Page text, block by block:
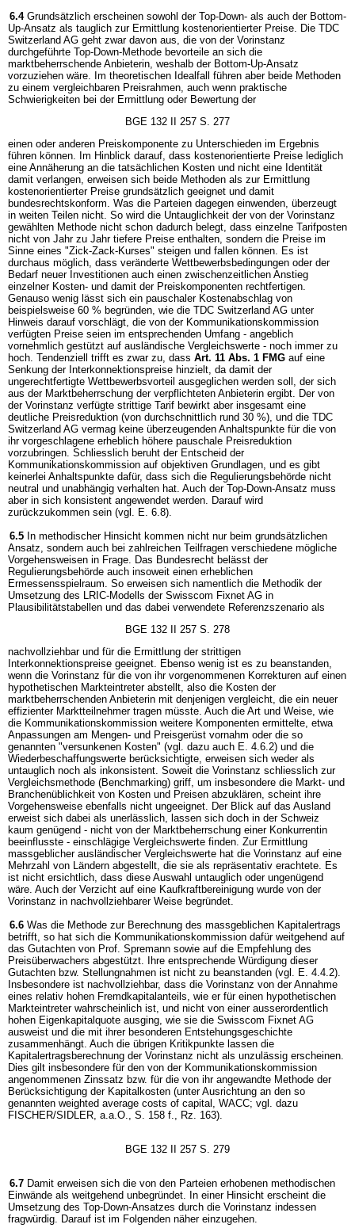
6.4 Grundsätzlich erscheinen sowohl der Top-Down- als auch der Bottom-
Up-Ansatz als tauglich zur Ermittlung kostenorientierter Preise. Die TDC
Switzerland AG geht zwar davon aus, die von der Vorinstanz
durchgeführte Top-Down-Methode bevorteile an sich die
marktbeherrschende Anbieterin, weshalb der Bottom-Up-Ansatz
vorzuziehen wäre. Im theoretischen Idealfall führen aber beide Methoden
zu einem vergleichbaren Preisrahmen, auch wenn praktische
Schwierigkeiten bei der Ermittlung oder Bewertung der
BGE 132 II 257 S. 277
einen oder anderen Preiskomponente zu Unterschieden im Ergebnis
führen können. Im Hinblick darauf, dass kostenorientierte Preise lediglich
eine Annäherung an die tatsächlichen Kosten und nicht eine Identität
damit verlangen, erweisen sich beide Methoden als zur Ermittlung
kostenorientierter Preise grundsätzlich geeignet und damit
bundesrechtskonform. Was die Parteien dagegen einwenden, überzeugt
in weiten Teilen nicht. So wird die Untauglichkeit der von der Vorinstanz
gewählten Methode nicht schon dadurch belegt, dass einzelne Tarifposten
nicht von Jahr zu Jahr tiefere Preise enthalten, sondern die Preise im
Sinne eines "Zick-Zack-Kurses" steigen und fallen können. Es ist
durchaus möglich, dass veränderte Wettbewerbsbedingungen oder der
Bedarf neuer Investitionen auch einen zwischenzeitlichen Anstieg
einzelner Kosten- und damit der Preiskomponenten rechtfertigen.
Genauso wenig lässt sich ein pauschaler Kostenabschlag von
beispielsweise 60 % begründen, wie die TDC Switzerland AG unter
Hinweis darauf vorschlägt, die von der Kommunikationskommission
verfügten Preise seien im entsprechenden Umfang - angeblich
vornehmlich gestützt auf ausländische Vergleichswerte - noch immer zu
hoch. Tendenziell trifft es zwar zu, dass Art. 11 Abs. 1 FMG auf eine
Senkung der Interkonnektionspreise hinzielt, da damit der
ungerechtfertigte Wettbewerbsvorteil ausgeglichen werden soll, der sich
aus der Marktbeherrschung der verpflichteten Anbieterin ergibt. Der von
der Vorinstanz verfügte strittige Tarif bewirkt aber insgesamt eine
deutliche Preisreduktion (von durchschnittlich rund 30 %), und die TDC
Switzerland AG vermag keine überzeugenden Anhaltspunkte für die von
ihr vorgeschlagene erheblich höhere pauschale Preisreduktion
vorzubringen. Schliesslich beruht der Entscheid der
Kommunikationskommission auf objektiven Grundlagen, und es gibt
keinerlei Anhaltspunkte dafür, dass sich die Regulierungsbehörde nicht
neutral und unabhängig verhalten hat. Auch der Top-Down-Ansatz muss
aber in sich konsistent angewendet werden. Darauf wird
zurückzukommen sein (vgl. E. 6.8).
6.5 In methodischer Hinsicht kommen nicht nur beim grundsätzlichen
Ansatz, sondern auch bei zahlreichen Teilfragen verschiedene mögliche
Vorgehensweisen in Frage. Das Bundesrecht belässt der
Regulierungsbehörde auch insoweit einen erheblichen
Ermessensspielraum. So erweisen sich namentlich die Methodik der
Umsetzung des LRIC-Modells der Swisscom Fixnet AG in
Plausibilitätstabellen und das dabei verwendete Referenzszenario als
BGE 132 II 257 S. 278
nachvollziehbar und für die Ermittlung der strittigen
Interkonnektionspreise geeignet. Ebenso wenig ist es zu beanstanden,
wenn die Vorinstanz für die von ihr vorgenommenen Korrekturen auf einen
hypothetischen Markteintreter abstellt, also die Kosten der
marktbeherrschenden Anbieterin mit denjenigen vergleicht, die ein neuer
effizienter Marktteilnehmer tragen müsste. Auch die Art und Weise, wie
die Kommunikationskommission weitere Komponenten ermittelte, etwa
Anpassungen am Mengen- und Preisgerüst vornahm oder die so
genannten "versunkenen Kosten" (vgl. dazu auch E. 4.6.2) und die
Wiederbeschaffungswerte berücksichtigte, erweisen sich weder als
untauglich noch als inkonsistent. Soweit die Vorinstanz schliesslich zur
Vergleichsmethode (Benchmarking) griff, um insbesondere die Markt- und
Branchenüblichkeit von Kosten und Preisen abzuklären, scheint ihre
Vorgehensweise ebenfalls nicht ungeeignet. Der Blick auf das Ausland
erweist sich dabei als unerlässlich, lassen sich doch in der Schweiz
kaum genügend - nicht von der Marktbeherrschung einer Konkurrentin
beeinflusste - einschlägige Vergleichswerte finden. Zur Ermittlung
massgeblicher ausländischer Vergleichswerte hat die Vorinstanz auf eine
Mehrzahl von Ländern abgestellt, die sie als repräsentativ erachtete. Es
ist nicht ersichtlich, dass diese Auswahl untauglich oder ungenügend
wäre. Auch der Verzicht auf eine Kaufkraftbereinigung wurde von der
Vorinstanz in nachvollziehbarer Weise begründet.
6.6 Was die Methode zur Berechnung des massgeblichen Kapitalertrags
betrifft, so hat sich die Kommunikationskommission dafür weitgehend auf
das Gutachten von Prof. Spremann sowie auf die Empfehlung des
Preisüberwachers abgestützt. Ihre entsprechende Würdigung dieser
Gutachten bzw. Stellungnahmen ist nicht zu beanstanden (vgl. E. 4.4.2).
Insbesondere ist nachvollziehbar, dass die Vorinstanz von der Annahme
eines relativ hohen Fremdkapitalanteils, wie er für einen hypothetischen
Markteintreter wahrscheinlich ist, und nicht von einer ausserordentlich
hohen Eigenkapitalquote ausging, wie sie die Swisscom Fixnet AG
ausweist und die mit ihrer besonderen Entstehungsgeschichte
zusammenhängt. Auch die übrigen Kritikpunkte lassen die
Kapitalertragsberechnung der Vorinstanz nicht als unzulässig erscheinen.
Dies gilt insbesondere für den von der Kommunikationskommission
angenommenen Zinssatz bzw. für die von ihr angewandte Methode der
Berücksichtigung der Kapitalkosten (unter Ausrichtung an den so
genannten weighted average costs of capital, WACC; vgl. dazu
FISCHER/SIDLER, a.a.O., S. 158 f., Rz. 163).
BGE 132 II 257 S. 279
6.7 Damit erweisen sich die von den Parteien erhobenen methodischen
Einwände als weitgehend unbegründet. In einer Hinsicht erscheint die
Umsetzung des Top-Down-Ansatzes durch die Vorinstanz indessen
fragwürdig. Darauf ist im Folgenden näher einzugehen.